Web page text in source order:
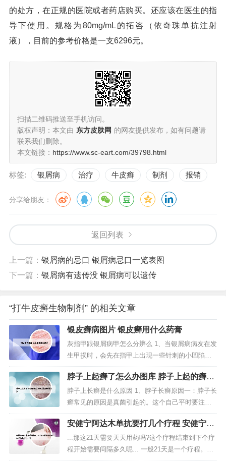
的处方，在正规的医院或者药店购买。还应该在医生的指
导下使用。规格为80mg/mL的拓咨（依奇珠单抗注射
液），目前的参考价格是一支6296元。
扫描二维码推送至手机访问。
版权声明：本文由 东方皮肤网 的网友提供发布，如有问题请
联系我们删除。
本文链接： https://www.sc-eart.com/39798.html
标签: 银屑病 治疗 牛皮癣 制剂 报销
分享给朋友：
返回列表
上一篇： 银屑病的忌口 银屑病忌口一览表图
下一篇： 银屑病有遗传没 银屑病可以遗传
“打牛皮癣生物制剂” 的相关文章
银皮癣病图片 银皮癣用什么药膏
灰指甲跟银屑病甲怎么分辨么 1、当银屑病病友在发
生甲损时，会先在指甲上出现一些针刺的小凹陷，
成顶针状，甲板可能变色增厚或与甲床分离。2、条
纹到了指甲游离边缘就会呈现V行的切迹，有的时候
还会伴远端指甲下增厚，这些是灰指甲的一般症
状。传染与否 牛皮癣患者甲损没有传染性，局部的
检查是没有真菌感染的迹象；由...
脖子上起癣了怎么办图库 脖子上起的癣是
什么
脖子上长癣是什么原因 1、脖子长癣原因一：脖子长
癣常见的原因是真菌引起的。这个自己平时要注意
卫生。脖子长癣原因二：除了上面的原因。一般常
见的长在手上的一般是皮炎引起。脖子长癣原因
三：长在哪里别长脸上。却还真有长在脸上的癣。
2、考虑是局部皮肤过敏导致，这情况建议有时间去
医院好好检查一下，看看是什么原因...
安健宁阿达木单抗要打几个疗程 安健宁阿
达木单抗多少钱一针
...那这21天需要天天用药吗?这个疗程结束到下个疗
程开始需要间隔多久呢... 一般21天是一个疗程。化